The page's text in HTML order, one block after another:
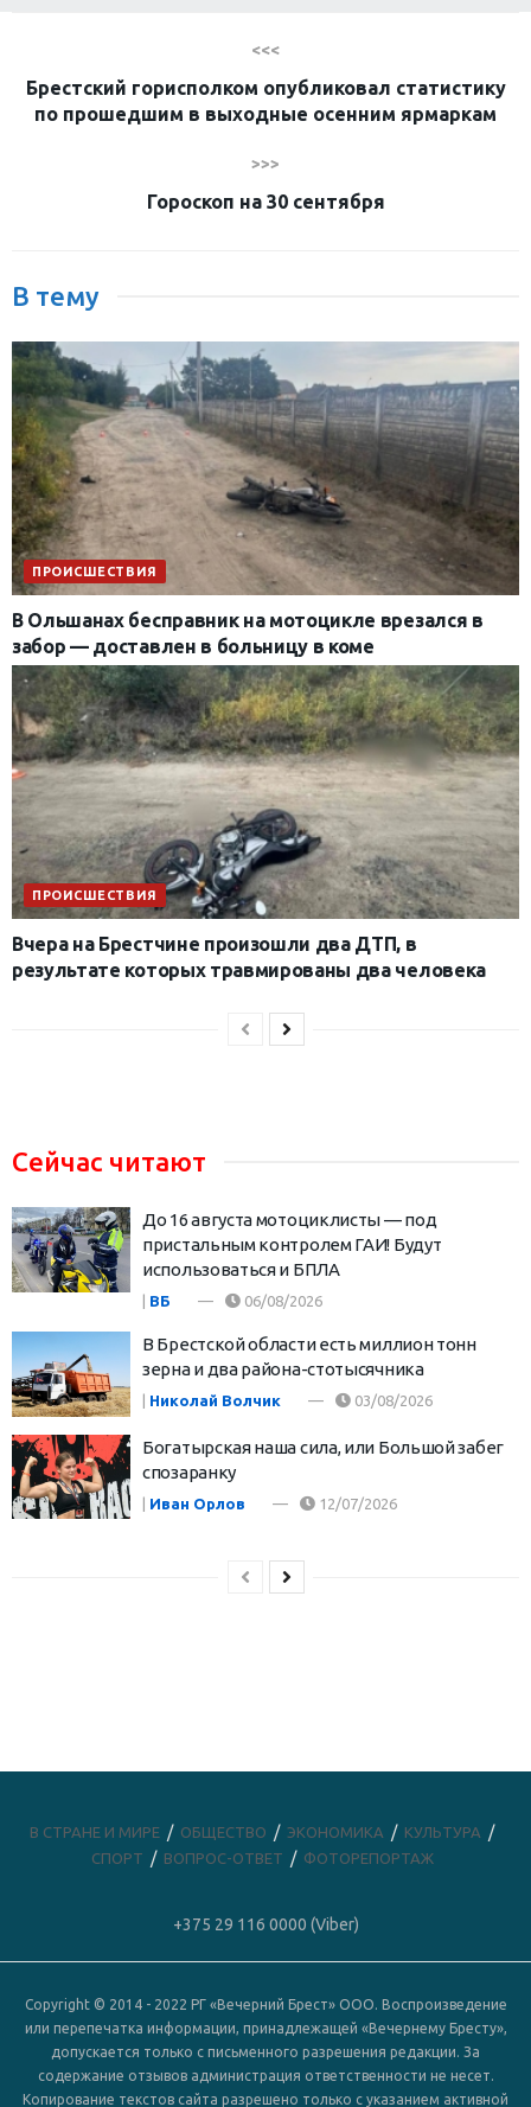
<<<
Брестский горисполком опубликовал статистику
по прошедшим в выходные осенним ярмаркам
>>>
Гороскоп на 30 сентября
В тему
ПРОИСШЕСТВИЯ
В Ольшанах бесправник на мотоцикле врезался в
забор — доставлен в больницу в коме
ПРОИСШЕСТВИЯ
Вчера на Брестчине произошли два ДТП, в
результате которых травмированы два человека
Сейчас читают
До 16 августа мотоциклисты — под
пристальным контролем ГАИ! Будут
использоваться и БПЛА
ВБ 06/08/2026
В Брестской области есть миллион тонн
зерна и два района-стотысячника
Николай Волчик 03/08/2026
Богатырская наша сила, или Большой забег
спозаранку
| Иван Орлов 12/07/2026
В СТРАНЕ И МИРЕ ОБЩЕСТВО ЭКОНОМИКА
КУЛЬТУРА
СПОРТ
ВОПРОС-ОТВЕТ ФОТОРЕПОРТАЖ
+375 29 116 0000 (Viber)
Copyright © 2014 - 2022 РГ «Вечерний Брест» ООО. Воспроизведение
или перепечатка информации, принадлежащей «Вечернему Бресту»,
допускается только с письменного разрешения редакции. За
содержание отзывов администрация ответственности не несет.
Копирование текстов сайта разрешено только с указанием активной